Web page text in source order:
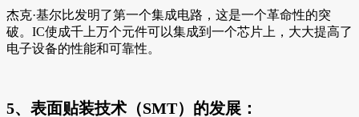
杰克·基尔比发明了第一个集成电路，这是一个革命性的突
破。IC使成千上万个元件可以集成到一个芯片上，大大提高了
电子设备的性能和可靠性。
5、表面贴装技术（SMT）的发展：